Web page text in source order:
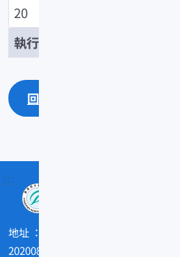
回上一頁
:::
地址
202008基隆市和一路199號